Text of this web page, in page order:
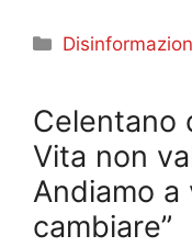
Categorie
Celentano
Vita non
Andiamo
cambiare”